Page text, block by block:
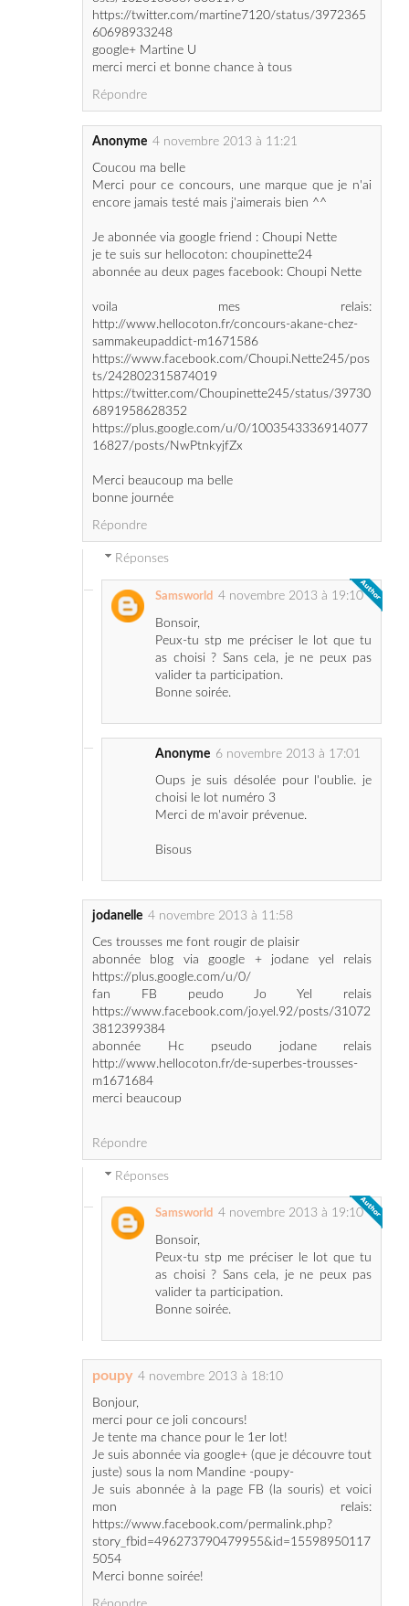
merci merci et bonne chance à tous
Répondre
Coucou ma belle
Merci pour ce concours, une marque que je n'ai
encore jamais testé mais j'aimerais bien ^^
Je abonnée via google friend : Choupi Nette
je te suis sur hellocoton: choupinette24
abonnée au deux pages facebook: Choupi Nette
voila mes relais:
http://www.hellocoton.fr/concours-akane-chez-
sammakeupaddict-m1671586
https://www.facebook.com/Choupi.Nette245/pos
ts/242802315874019
https://twitter.com/Choupinette245/status/39730
6891958628352
https://plus.google.com/u/0/1003543336914077
16827/posts/NwPtnkyjfZx
Merci beaucoup ma belle
bonne journée
Réponses
Bonsoir,
Peux-tu stp me préciser le lot que tu
as choisi ? Sans cela, je ne peux pas
Bonne soirée.
Anonyme 6 novembre 2013 à 17:01
choisi le lot numéro 3
Merci de m'avoir prévenue.
Bisous
4 novembre 2013 à 11:58
Ces trousses me font rougir de plaisir
abonnée blog via google + jodane yel relais
https://plus.google.com/u/0/
https://www.facebook.com/jo.yel.92/posts/31072
abonnée Hc pseudo jodane relais
http://www.hellocoton.fr/de-superbes-trousses-
m1671684
Répondre
Bonsoir,
Peux-tu stp me préciser le lot que tu
as choisi ? Sans cela, je ne peux pas
valider ta participation.
Bonne soirée.
4 novembre 2013 à 18:10
Bonjour,
merci pour ce joli concours!
Je tente ma chance pour le 1er lot!
Je suis abonnée via google+ (que je découvre tout
juste) sous la nom Mandine -poupy-
Je suis abonnée à la page FB (la souris) et voici
mon relais:
https://www.facebook.com/permalink.php?
story_fbid=496273790479955&id=15598950117
Merci bonne soirée!
Répondre